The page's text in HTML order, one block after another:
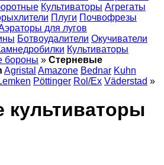
Культиваторы Агрегаты
Плуги Почвофрезы
для лугов
Ботвоудалители Окучиватели
Культиваторы
бороны » Стерневые
Agristal Amazone Bednar Kuhn
Pöttinger Rol/Ex Väderstad »
культиваторы